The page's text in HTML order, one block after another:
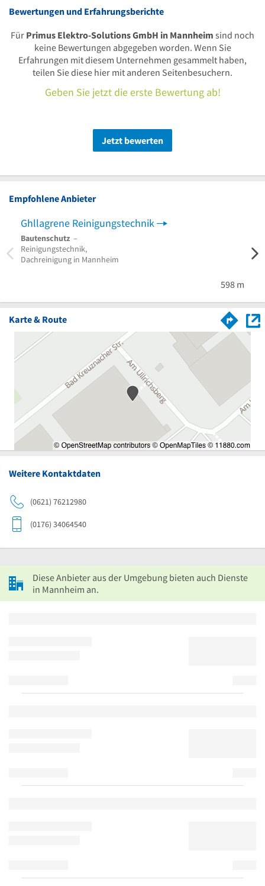
Bewertungen und Erfahrungsberichte
Für Primus Elektro-Solutions GmbH in Mannheim sind noch
keine Bewertungen abgegeben worden. Wenn Sie
Erfahrungen mit diesem Unternehmen gesammelt haben,
teilen Sie diese hier mit anderen Seitenbesuchern.
Geben Sie jetzt die erste Bewertung ab!
Jetzt bewerten
Empfohlene Anbieter
Ghllagrene Reinigungstechnik
Bautenschutz –
Reinigungstechnik,
Dachreinigung in Mannheim
598 m
von
Karte & Route
Weitere Kontaktdaten
(0621) 76212980
(0176) 34064540
Diese Anbieter aus der Umgebung bieten auch Dienste
in Mannheim an.